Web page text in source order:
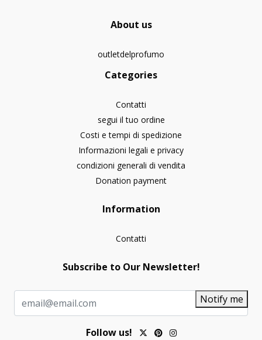
About us
outletdelprofumo
Categories
Contatti
segui il tuo ordine
Costi e tempi di spedizione
Informazioni legali e privacy
condizioni generali di vendita
Donation payment
Information
Contatti
Subscribe to Our Newsletter!
Notify me
Follow us!